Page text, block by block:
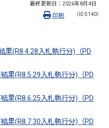
最終更新日： 2026年8月4日
（ID:5140）
印刷
果(R8.4.28入札執行分)（PD
果(R8.5.29入札執行分)（PD
果(R8.6.25入札執行分)（PD
果(R8.7.30入札執行分)（PD